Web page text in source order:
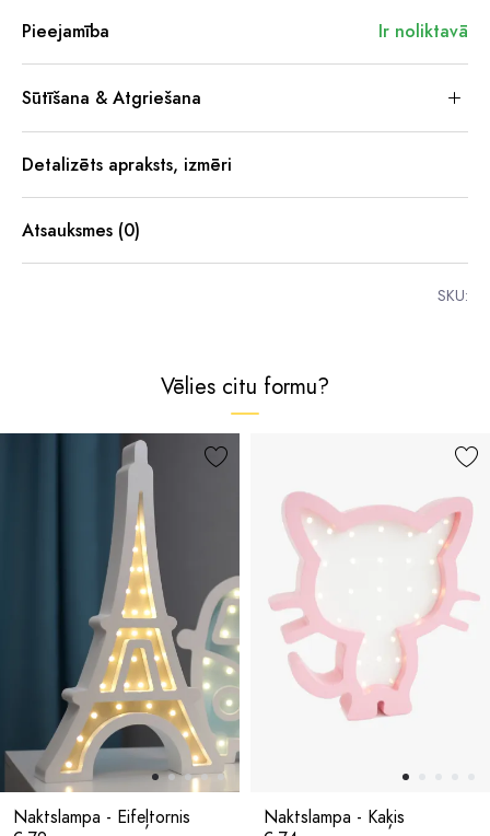
Pieejamība Ir noliktavā
Sūtīšana & Atgriešana
Detalizēts apraksts, izmēri
Atsauksmes (0)
SKU:
Vēlies citu formu?
Naktslampa - Eifeļtornis
Naktslampa - Kaķis